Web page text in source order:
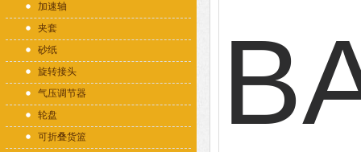
加速轴
夹套
砂纸
旋转接头
气压调节器
轮盘
可折叠货篮